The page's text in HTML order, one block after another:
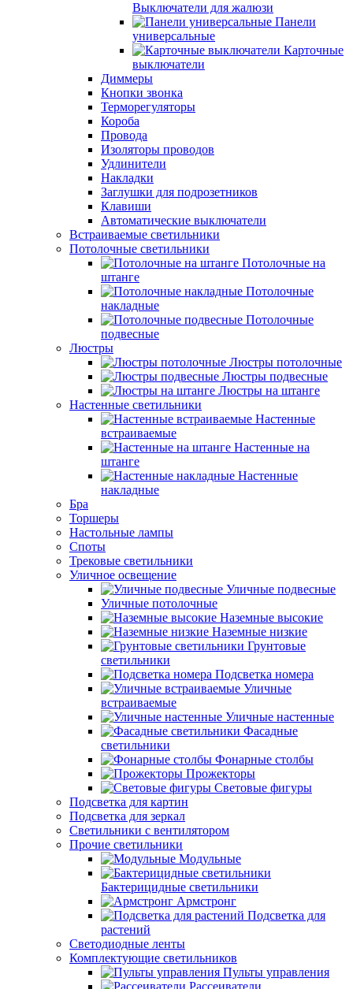
Выключатели для жалюзи
Панели
универсальные
Карточные
выключатели
Диммеры
Кнопки звонка
Терморегуляторы
Короба
Провода
Изоляторы проводов
Удлинители
Накладки
Заглушки для подрозетников
Клавиши
Автоматические выключатели
Встраиваемые светильники
Потолочные светильники
Потолочные на
штанге
Потолочные
накладные
Потолочные
подвесные
Люстры
Люстры потолочные
Люстры подвесные
Люстры на штанге
Настенные светильники
Настенные
встраиваемые
Настенные на
штанге
Настенные
накладные
Бра
Торшеры
Настольные лампы
Споты
Трековые светильники
Уличное освещение
Уличные подвесные
Уличные потолочные
Наземные высокие
Наземные низкие
Грунтовые
светильники
Подсветка номера
Уличные
встраиваемые
Уличные настенные
Фасадные
светильники
Фонарные столбы
Прожекторы
Световые фигуры
Подсветка для картин
Подсветка для зеркал
Светильники с вентилятором
Прочие светильники
Модульные
Бактерицидные светильники
Армстронг
Подсветка для
растений
Светодиодные ленты
Комплектующие светильников
Пульты управления
Рассеиватели